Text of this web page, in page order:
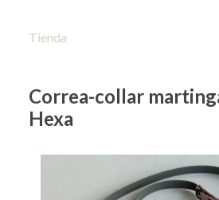
Tienda
Correa-collar
Hexa